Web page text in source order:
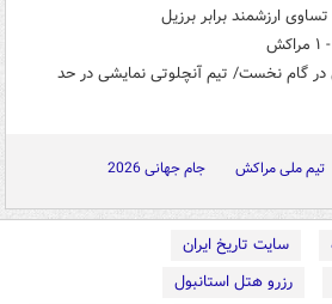
ارزشمند برابر برزیل
گام نخست/ تیم آنچلوتی نمایشی در حد
تیم ملی مراکش جام جهانی 2026
سایت تاریخ ایران
رزرو هتل استانبول